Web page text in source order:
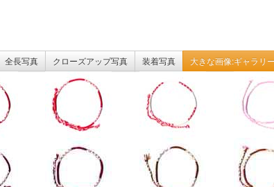
全長写真 クローズアップ写真 装着写真 大きな画像:ギャラリー